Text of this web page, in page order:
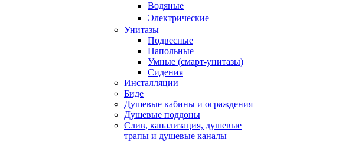
ㅤВодяные
ㅤЭлектрические
Унитазы
Подвесные
Напольные
Умные (смарт-унитазы)
Сидения
Инсталляции
Биде
Душевые кабины и ограждения
Душевые поддоны
Слив, канализация, душевые
трапы и душевые каналы